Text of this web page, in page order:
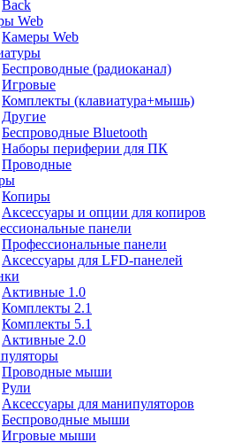
Back
Web
Камеры Web
Беспроводные (радиоканал)
Игровые
Комплекты (клавиатура+мышь)
Другие
Беспроводные Bluetooth
Наборы периферии для ПК
Проводные
Копиры
Аксессуары и опции для копиров
панели
Профессиональные панели
Аксессуары для LFD-панелей
Активные 1.0
Комплекты 2.1
Комплекты 5.1
Активные 2.0
Проводные мыши
Рули
Аксессуары для манипуляторов
Беспроводные мыши
Игровые мыши